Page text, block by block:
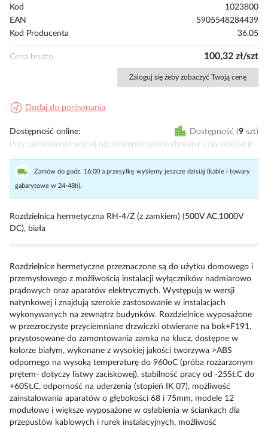
początek
Kod
1023800
EAN
5905548284439
Kod Producenta
36.05
Cena brutto 100,32 zł/szt
Zaloguj się żeby zobaczyć Twoją cenę
Dodaj do porównania
Dostępność online Dostępność 9 szt
Przy zamówieniu więcej niż dostępne przewidywany czas realizacji
Zamów do godz. 16:00 a przesyłkę wyślemy jeszcze dzisiaj (kable i towary
gabarytowe w 24-48h).
Rozdzielnica hermetyczna RH-4/Z (z zamkiem) (500V AC,1000V
DC), biała
Rozdzielnice hermetyczne przeznaczone są do użytku domowego i
przemysłowego z możliwością instalacji wyłączników nadmiarowo
prądowych oraz aparatów elektrycznych. Występują w wersji
natynkowej i znajdują szerokie zastosowanie w instalacjach
wykonywanych na zewnątrz budynków. Rozdzielnice wyposażone
w przezroczyste przyciemniane drzwiczki otwierane na bok+F191,
przystosowane do zamontowania zamka na klucz, dostępne w
kolorze białym, wykonane z wysokiej jakości tworzywa >ABS
odpornego na wysoką temperaturę do 960oC (próba rozżarzonym
prętem- dotyczy listwy zaciskowej), stabilność pracy od -25St.C do
+60St.C, odporność na uderzenia (stopień IK 07), możliwość
zainstalowania aparatów o głębokości 68 i 75mm, modele 12
modułowe i większe wyposażone w osłabienia w ściankach dla
przepustów kablowych i rurek instalacyjnych, możliwość